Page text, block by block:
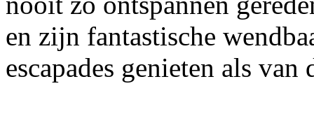
en zijn fantastische
escapades genieten als